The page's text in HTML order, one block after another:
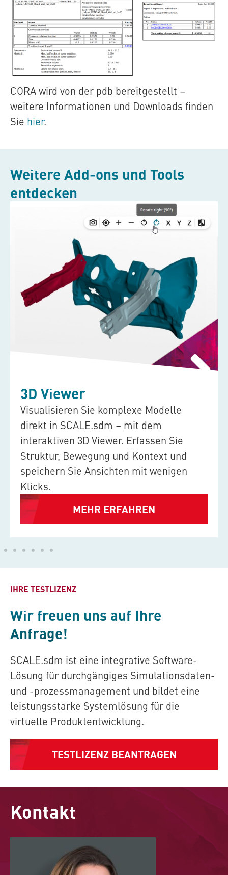
CORA wird von der pdb bereitgestellt –
weitere Informationen und Downloads finden
Sie hier.
Weitere Add-ons und Tools
entdecken
3D Viewer
Visualisieren Sie komplexe Modelle
direkt in SCALE.sdm – mit dem
interaktiven 3D Viewer. Erfassen Sie
Struktur, Bewegung und Kontext und
speichern Sie Ansichten mit wenigen
Klicks.
MEHR ERFAHREN
IHRE TESTLIZENZ
Wir freuen uns auf Ihre
Anfrage!
SCALE.sdm ist eine integrative Software-
Lösung für durchgängiges Simulationsdaten-
und -prozessmanagement und bildet eine
leistungsstarke Systemlösung für die
virtuelle Produktentwicklung.
TESTLIZENZ BEANTRAGEN
Kontakt